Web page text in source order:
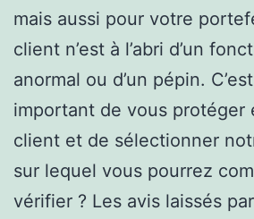
mais aussi pour votre
client n’est à l’abri d’un
anormal ou d’un pépin.
important de vous protéger
client et de sélectionner
sur lequel vous pourrez
vérifier ? Les avis laissés